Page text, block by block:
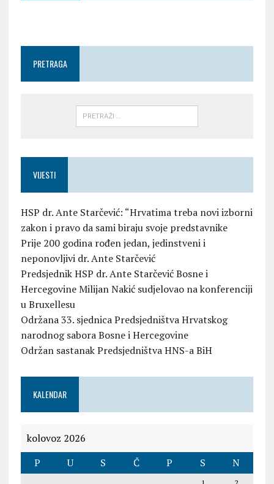
PRETRAGA
VIJESTI
HSP dr. Ante Starčević: “Hrvatima treba novi izborni
zakon i pravo da sami biraju svoje predstavnike
Prije 200 godina rođen jedan, jedinstveni i
neponovljivi dr. Ante Starčević
Predsjednik HSP dr. Ante Starčević Bosne i
Hercegovine Milijan Nakić sudjelovao na konferenciji
u Bruxellesu
Održana 33. sjednica Predsjedništva Hrvatskog
narodnog sabora Bosne i Hercegovine
Održan sastanak Predsjedništva HNS-a BiH
KALENDAR
kolovoz 2026
P
U S Č P S N